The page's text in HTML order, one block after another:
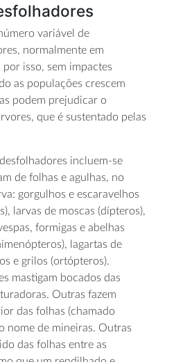
variável de
normalmente em
isso, sem impactes
as populações crescem
podem prejudicar o
que é sustentado pelas
incluem-se
de folhas e agulhas, no
gorgulhos e escaravelhos
larvas de moscas (dípteros),
formigas e abelhas
lagartas de
e grilos (ortópteros).
mastigam bocados das
Outras fazem
das folhas (chamado
nome de mineiras. Outras
das folhas entre as